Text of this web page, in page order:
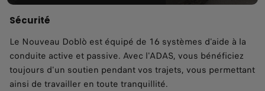
Sécurité
Le Nouveau Doblò est équipé de 16 systèmes d'aide à la
conduite active et passive. Avec l'ADAS, vous bénéficiez
toujours d'un soutien pendant vos trajets, vous permettant
ainsi de travailler en toute tranquillité.